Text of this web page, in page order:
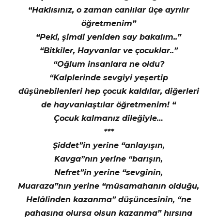
“Haklısınız, o zaman canlılar üçe ayrılır
öğretmenim”
“Peki, şimdi yeniden say bakalım..”
“Bitkiler, Hayvanlar ve çocuklar..”
“Oğlum insanlara ne oldu?
“Kalplerinde sevgiyi yeşertip
düşünebilenleri hep çocuk kaldılar, diğerleri
de hayvanlaştılar öğretmenim! “
Çocuk kalmanız dileğiyle…
***
Şiddet”in yerine “anlayışın,
Kavga”nın yerine “barışın,
Nefret”in yerine “sevginin,
Muaraza”nın yerine “müsamahanın olduğu,
Helâlinden kazanma” düşüncesinin, “ne
pahasına olursa olsun kazanma” hırsına